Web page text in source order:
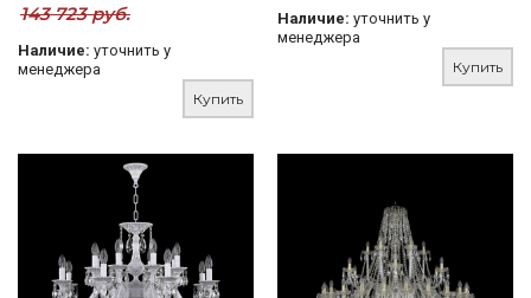
143 723 руб.
Наличие: уточнить у
менеджера
Купить
Наличие: уточнить у
менеджера
Купить